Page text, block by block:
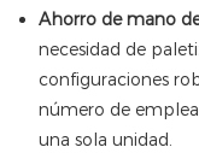
Ahorro de mano
necesidad de
configuraciones
número de
una sola unidad.